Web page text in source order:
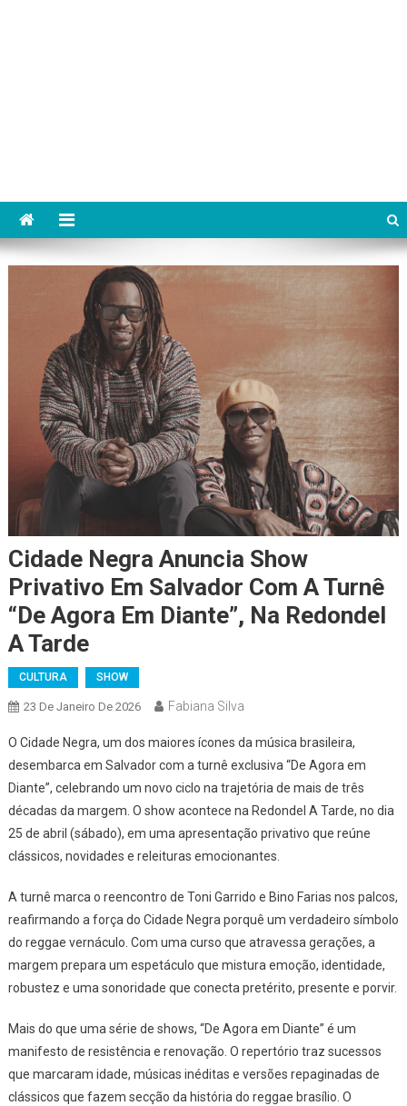
Cidade Negra Anuncia Show
Privativo Em Salvador Com A Turnê
“De Agora Em Diante”, Na Redondel
A Tarde
CULTURA SHOW
23 De Janeiro De 2026 Fabiana Silva
O Cidade Negra, um dos maiores ícones da música brasileira,
desembarca em Salvador com a turnê exclusiva “De Agora em
Diante”, celebrando um novo ciclo na trajetória de mais de três
décadas da margem. O show acontece na Redondel A Tarde, no dia
25 de abril (sábado), em uma apresentação privativo que reúne
clássicos, novidades e releituras emocionantes.
A turnê marca o reencontro de Toni Garrido e Bino Farias nos palcos,
reafirmando a força do Cidade Negra porquê um verdadeiro símbolo
do reggae vernáculo. Com uma curso que atravessa gerações, a
margem prepara um espetáculo que mistura emoção, identidade,
robustez e uma sonoridade que conecta pretérito, presente e porvir.
Mais do que uma série de shows, “De Agora em Diante” é um
manifesto de resistência e renovação. O repertório traz sucessos
que marcaram idade, músicas inéditas e versões repaginadas de
clássicos que fazem secção da história do reggae brasílio. O